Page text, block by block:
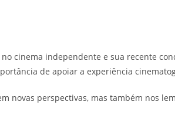
cinema independente e sua recente
de apoiar a experiência
novas perspectivas, mas também nos